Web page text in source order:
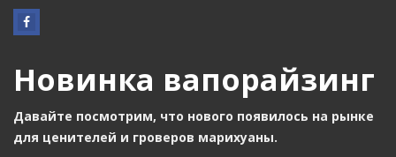
Новинка вапорайзинг
Давайте посмотрим, что нового появилось на рынке
для ценителей и гроверов марихуаны.